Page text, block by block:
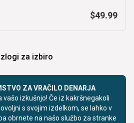
$49.99
za izbiro
ZA VRAČILO DENARJA
vašo izkušnjo! Če iz kakršnegakoli
s svojim izdelkom, se lahko v
obrnete na našo službo za stranke